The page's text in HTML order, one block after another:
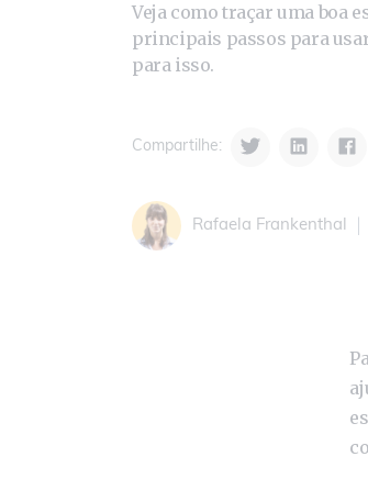
Veja como traçar uma boa
principais passos para
para isso.
Compartilhe:
Rafaela Frankenthal